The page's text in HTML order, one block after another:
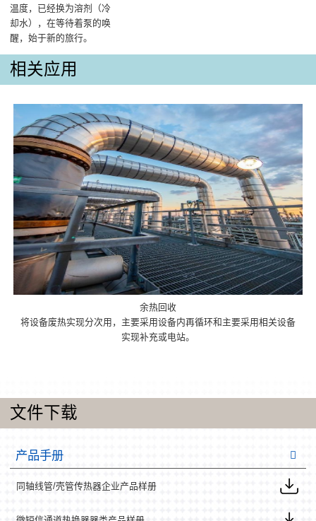
温度，已经换为溶剂（冷
却水），在等待着泵的唤
醒，始于新的旅行。
相关应用
余热回收
将设备废热实现分次用，主要采用设备内再循环和主要采用相关设备
实现补充或电站。
文件下载
产品手册
同轴线管/壳管传热器企业产品样册